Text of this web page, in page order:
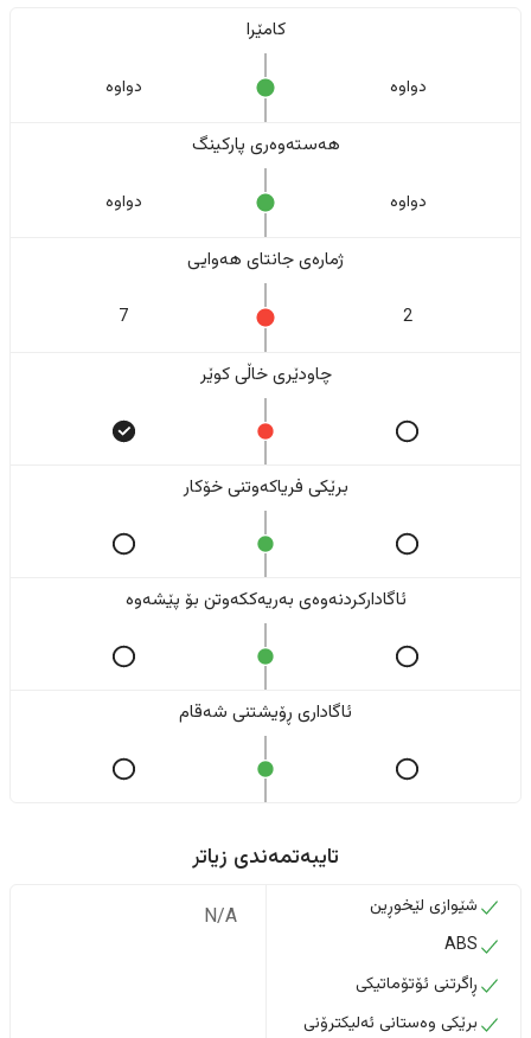
کامێرا
دواوە دواوە
هەستەوەری پارکینگ
دواوە دواوە
ژمارەی جانتای هەوایی
2
7
چاودێری خاڵی کوێر
برێکی فریاکەوتنی خۆکار
ئاگادارکردنەوەی بەریەککەوتن بۆ پێشەوە
ئاگاداری ڕۆیشتنی شەقام
تایبەتمەندی زیاتر
شێوازی لێخوڕین
ABS
ڕاگرتنی ئۆتۆماتیکی
برێکی وەستانی ئەلیکترۆنی
N/A